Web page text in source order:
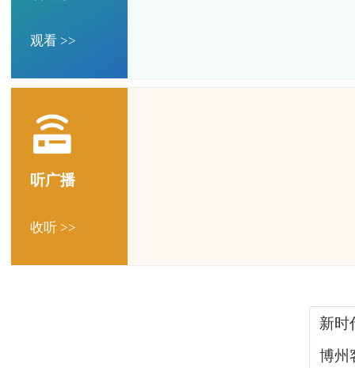
观看 >>
听广播
收听 >>
新时
博州